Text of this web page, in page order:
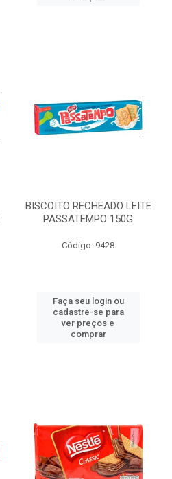
BISCOITO RECHEADO LEITE
PASSATEMPO 150G
Código: 9428
Faça seu login ou
cadastre-se para
ver preços e
comprar